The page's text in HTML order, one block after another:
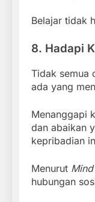
Belajar tidak
8. Hadapi
Tidak semua
ada yang
Menanggapi
dan abaikan
kepribadian
Menurut
hubungan